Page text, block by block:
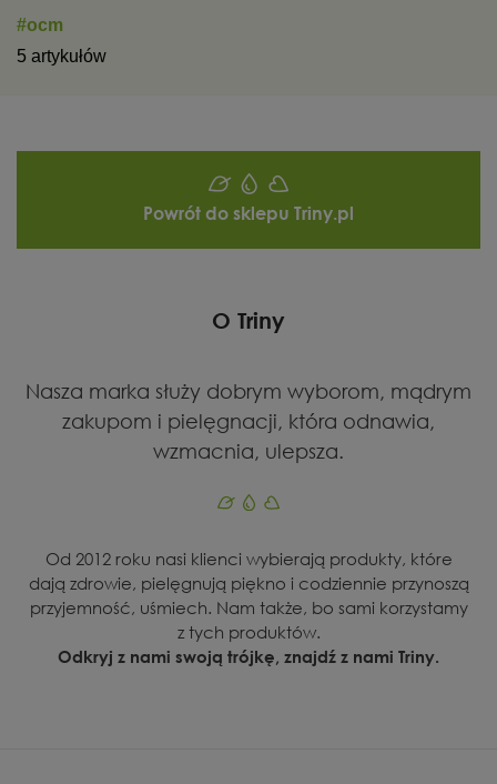
#ocm
5 artykułów
Powrót do sklepu Triny.pl
O Triny
Nasza marka służy dobrym wyborom, mądrym
zakupom i pielęgnacji, która odnawia,
wzmacnia, ulepsza.
Od 2012 roku nasi klienci wybierają produkty, które
dają zdrowie, pielęgnują piękno i codziennie przynoszą
przyjemność, uśmiech. Nam także, bo sami korzystamy
z tych produktów.
Odkryj z nami swoją trójkę, znajdź z nami Triny.